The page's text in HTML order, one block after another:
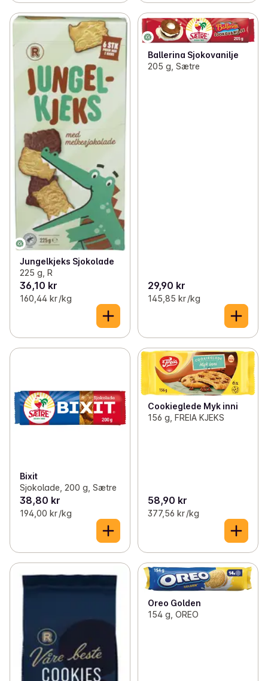
Jungelkjeks Sjokolade
225 g, R
36,10 kr
160,44 kr /kg
Ballerina Sjokovanilje
205 g, Sætre
29,90 kr
145,85 kr /kg
Bixit
Sjokolade, 200 g, Sætre
38,80 kr
194,00 kr /kg
Cookieglede Myk inni
156 g, FREIA KJEKS
58,90 kr
377,56 kr /kg
Oreo Golden
154 g, OREO